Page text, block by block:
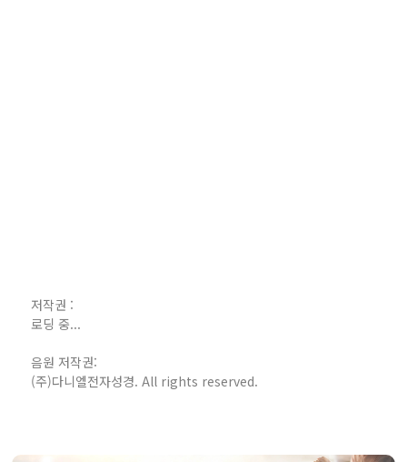
저작권 :
로딩 중...
음원 저작권:
(주)다니엘전자성경. All rights reserved.